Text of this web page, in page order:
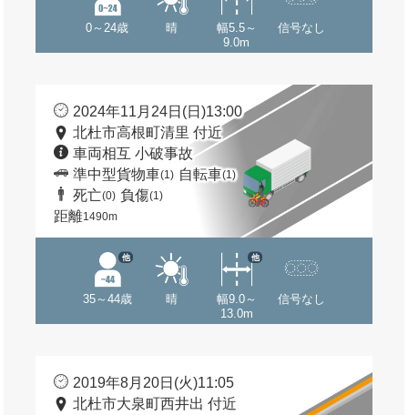
0～24歳 晴
幅5.5～
9.0m
信号なし
2024年11月24日(日)13:00
北杜市高根町清里 付近
車両相互 小破事故
準中型貨物車(1) 自転車(1)
死亡(0) 負傷(1)
距離1490m
35～44歳
他
晴
幅9.0～
13.0m
他
信号なし
2019年8月20日(火)11:05
北杜市大泉町西井出 付近